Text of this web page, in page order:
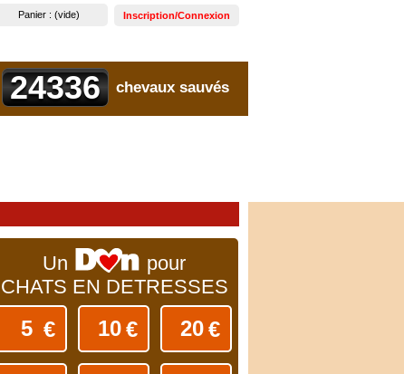
chevaux sauvés
24336
Inscription/Connexion
Panier : (vide)
Un
pour
CHATS EN DETRESSES
€ € €